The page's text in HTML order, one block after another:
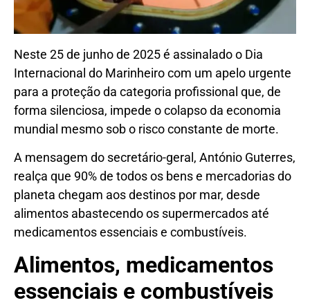
Neste 25 de junho de 2025 é assinalado o Dia
Internacional do Marinheiro com um apelo urgente
para a proteção da categoria profissional que, de
forma silenciosa, impede o colapso da economia
mundial mesmo sob o risco constante de morte.
A mensagem do secretário-geral, António Guterres,
realça que 90% de todos os bens e mercadorias do
planeta chegam aos destinos por mar, desde
alimentos abastecendo os supermercados até
medicamentos essenciais e combustíveis.
Alimentos, medicamentos
essenciais e combustíveis